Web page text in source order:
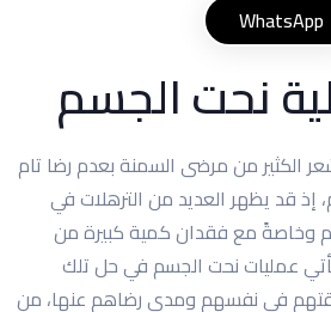
WhatsApp
نحت الجسم
الكثير من مرضى السمنة بعدم رضا تام
قد يظهر العديد من الترهلات في
وخاصةً مع فقدان كمية كبيرة من
عمليات نحت الجسم في حل تلك
في نفسهم ومدى رضاهم عنها، من